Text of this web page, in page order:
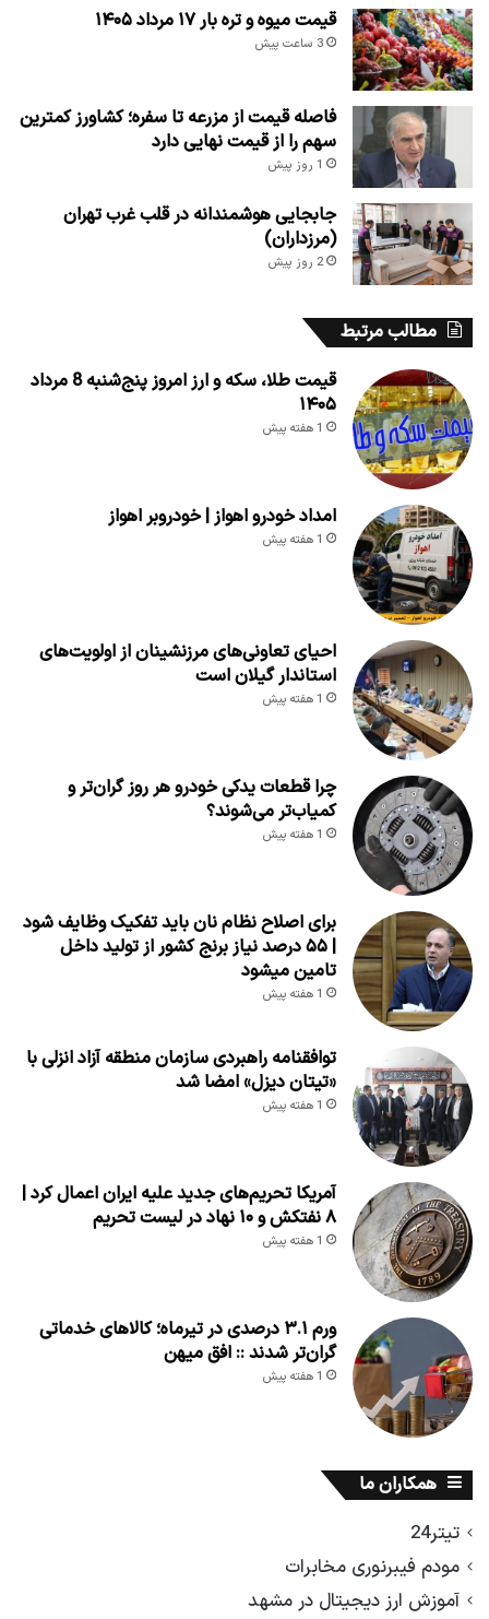
قیمت میوه و تره بار ۱۷ مرداد ۱۴۰۵
3 ساعت پیش
فاصله قیمت از مزرعه تا سفره؛ کشاورز کمترین
سهم را از قیمت نهایی دارد
1 روز پیش
جابجایی هوشمندانه در قلب غرب تهران
(مرزداران)
2 روز پیش
مطالب مرتبط
قیمت طلا، سکه و ارز امروز پنج‌شنبه 8 مرداد
۱۴۰۵
1 هفته پیش
امداد خودرو اهواز | خودروبر اهواز
1 هفته پیش
احیای تعاونی‌های مرزنشینان از اولویت‌های
استاندار گیلان است
1 هفته پیش
چرا قطعات یدکی خودرو هر روز گران‌تر و
کمیاب‌تر می‌شوند؟
1 هفته پیش
برای اصلاح نظام نان باید تفکیک وظایف شود
| ۵۵ درصد نیاز برنج کشور از تولید داخل
تامین میشود
1 هفته پیش
توافقنامه راهبردی سازمان منطقه آزاد انزلی با
«تیتان دیزل» امضا شد
1 هفته پیش
آمریکا تحریم‌های جدید علیه ایران اعمال کرد |
۸ نفتکش و ۱۰ نهاد در لیست تحریم
1 هفته پیش
ورم ۳.۱ درصدی در تیرماه؛ کالاهای خدماتی
گران‌تر شدند :: افق میهن
1 هفته پیش
همکاران ما
تیتر24
مودم فیبرنوری مخابرات
آموزش ارز دیجیتال در مشهد